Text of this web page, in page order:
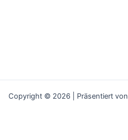
Copyright © 2026 | Präsentiert von